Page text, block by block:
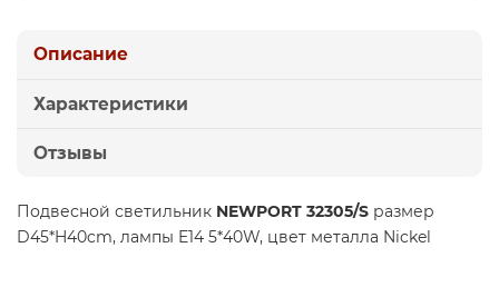
Описание
Характеристики
Отзывы
Подвесной светильник NEWPORT 32305/S размер
D45*H40cm, лампы E14 5*40W, цвет металла Nickel